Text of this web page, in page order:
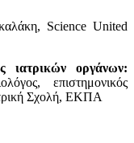
Science United
ιατρικών οργάνων:
επιστημονικός
Σχολή, ΕΚΠΑ